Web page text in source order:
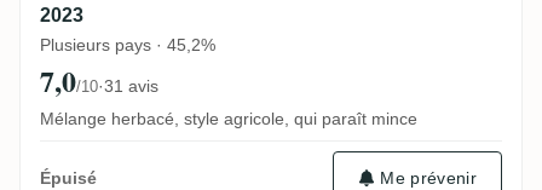
2023
Plusieurs pays · 45,2%
7,0/10·31 avis
Mélange herbacé, style agricole, qui paraît mince
Épuisé Me prévenir